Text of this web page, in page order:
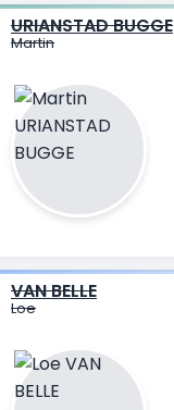
URIANSTAD BUGGE
Martin
VAN BELLE
Loe